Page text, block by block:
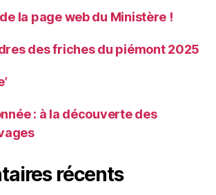
la page web du Ministère !
des friches du piémont 2025
: à la découverte des
récents